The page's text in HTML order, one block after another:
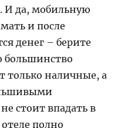
И да, мобильную
и после
денег – берите
большинство
только наличные, а
стоит впадать в
полно